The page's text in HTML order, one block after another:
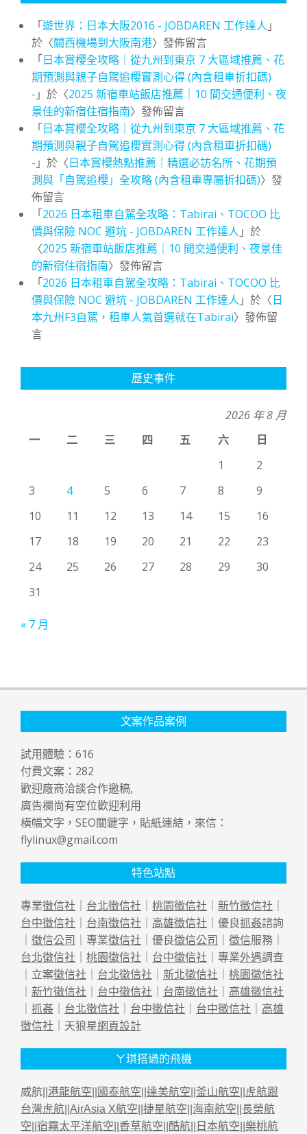
「遊世界：日本大阪2016 - JOBDAREN 工作達人 」
於〈關西機場到大阪南港〉發佈留言
「日本賞櫻全攻略｜從九州到東京 7 大區域推薦、花
期預測與親子自駕追櫻實測心得 (內含租車折扣碼)
- 」於〈2025 新宿車站飯店推薦｜10 間交通便利、夜
景佳的新宿住宿指南〉發佈留言
「日本賞櫻全攻略｜從九州到東京 7 大區域推薦、花
期預測與親子自駕追櫻實測心得 (內含租車折扣碼)
- 」於〈日本賞櫻熱點推薦｜精選必訪名所、花期預
測與「自駕追櫻」全攻略 (內含租車專屬折扣碼)〉發
佈留言
「2026 日本租車自駕全攻略：Tabirai、TOCOO 比
價與保險 NOC 避坑 - JOBDAREN 工作達人 」於
〈2025 新宿車站飯店推薦｜10 間交通便利、夜景佳
的新宿住宿指南〉發佈留言
「2026 日本租車自駕全攻略：Tabirai、TOCOO 比
價與保險 NOC 避坑 - JOBDAREN 工作達人 」於〈日
本九州F3自駕，租車人氣首選就在Tabirai〉發佈留
言
歷史事件
2026 年 8 月
一
二 三 四 五 六
日
1
2
3
4 5 6 7 8
9
10
11 12 13 14 15
16
17
18 19 20 21 22
23
24
25 26 27 28 29
30
31
« 7 月
文案作品案例
試用體驗： 616
付費文案： 282
歡迎廠商洽談合作邀稿,
廣告欄尚有空位歡迎利用
橫幅文字，SEO關鍵字，貼紙連結，來信：
flylinux@gmail.com
特色站點
專業徵信社 ｜ 台北徵信社 ｜ 桃園徵信社 ｜ 新竹徵信社 ｜
台中徵信社 ｜ 台南徵信社 ｜ 高雄徵信社 ｜優良抓姦諮詢
｜ 徵信公司 ｜專業徵信社 ｜優良徵信公司 ｜ 徵信服務｜
台北徵信社 ｜ 桃園徵信社 ｜ 台中徵信社 ｜專業外遇調查
｜立案徵信社 ｜ 台北徵信社 ｜ 新北徵信社 ｜ 桃園徵信社
｜ 新竹徵信社 ｜ 台中徵信社 ｜ 台南徵信社 ｜ 高雄徵信社
｜ 抓姦 ｜ 台北徵信社 ｜ 台中徵信社 ｜ 台中徵信社 ｜ 高雄
徵信社 ｜天狼星網頁設計
ㄚ琪搭過的飛機
威航|| 港龍航空 國泰航空 達美航空 釜山航空
虎航跟
台灣虎航 AirAsia X航空 捷星航空 海南航空 長榮航
空 宿霧太平洋航空 香草航空 酷航 日本航空 樂桃航